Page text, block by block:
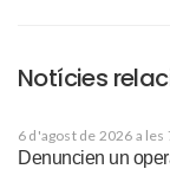
Notícies
6 d'agost de 2026 a les
Denuncien un